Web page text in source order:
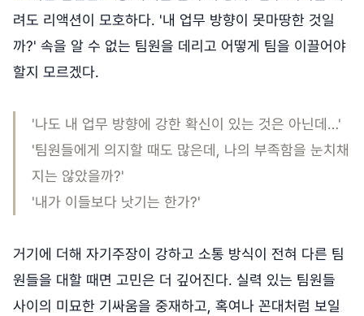
려도 리액션이 모호하다. '내 업무 방향이 못마땅한 것일
까?' 속을 알 수 없는 팀원을 데리고 어떻게 팀을 이끌어야
할지 모르겠다.
'나도 내 업무 방향에 강한 확신이 있는 것은 아닌데…'
'팀원들에게 의지할 때도 많은데, 나의 부족함을 눈치채
지는 않았을까?'
'내가 이들보다 낫기는 한가?'
거기에 더해 자기주장이 강하고 소통 방식이 전혀 다른 팀
원들을 대할 때면 고민은 더 깊어진다. 실력 있는 팀원들
사이의 미묘한 기싸움을 중재하고, 혹여나 꼰대처럼 보일